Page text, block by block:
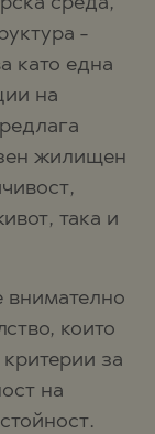
-
като една
на
жилищен
така и
внимателно
които
за
на